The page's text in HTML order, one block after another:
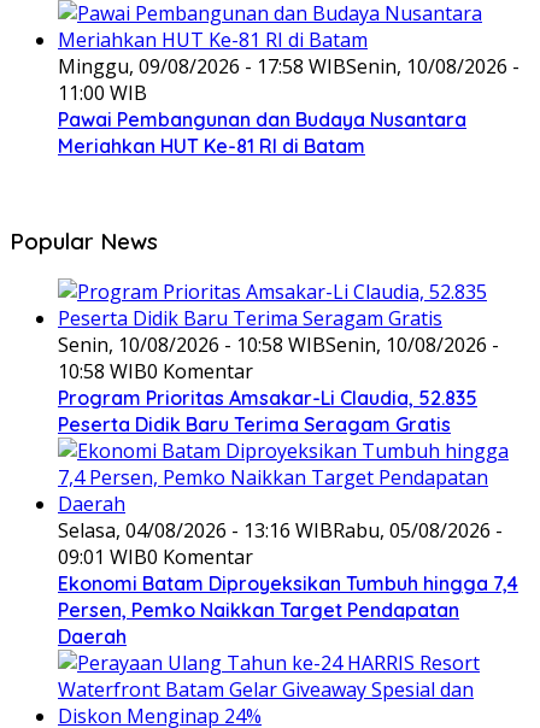
Minggu, 09/08/2026 - 17:58 WIBSenin, 10/08/2026 -
11:00 WIB
Pawai Pembangunan dan Budaya Nusantara
Meriahkan HUT Ke-81 RI di Batam
Popular News
Senin, 10/08/2026 - 10:58 WIBSenin, 10/08/2026 -
10:58 WIB0 Komentar
Program Prioritas Amsakar-Li Claudia, 52.835
Peserta Didik Baru Terima Seragam Gratis
Selasa, 04/08/2026 - 13:16 WIBRabu, 05/08/2026 -
09:01 WIB0 Komentar
Ekonomi Batam Diproyeksikan Tumbuh hingga 7,4
Persen, Pemko Naikkan Target Pendapatan
Daerah